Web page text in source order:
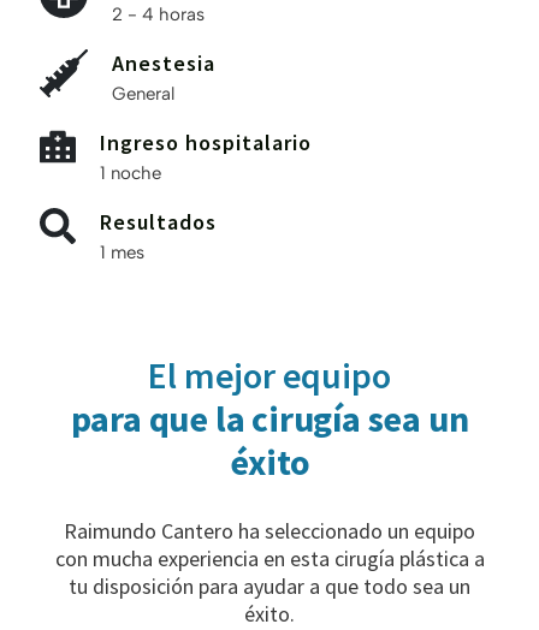
2 - 4 horas
Anestesia
General
Ingreso hospitalario
1 noche
Resultados
1 mes
El mejor equipo
para que la cirugía sea un
éxito
Raimundo Cantero ha seleccionado un equipo
con mucha experiencia en esta cirugía plástica a
tu disposición para ayudar a que todo sea un
éxito.